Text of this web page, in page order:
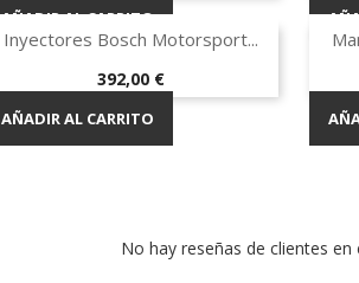
AÑADIR AL CARRITO
-
 Vista rápida
Inyectores Bosch Motorsport...
Precio
392,00 €
AÑADIR AL CARRITO
No hay reseñas de clientes